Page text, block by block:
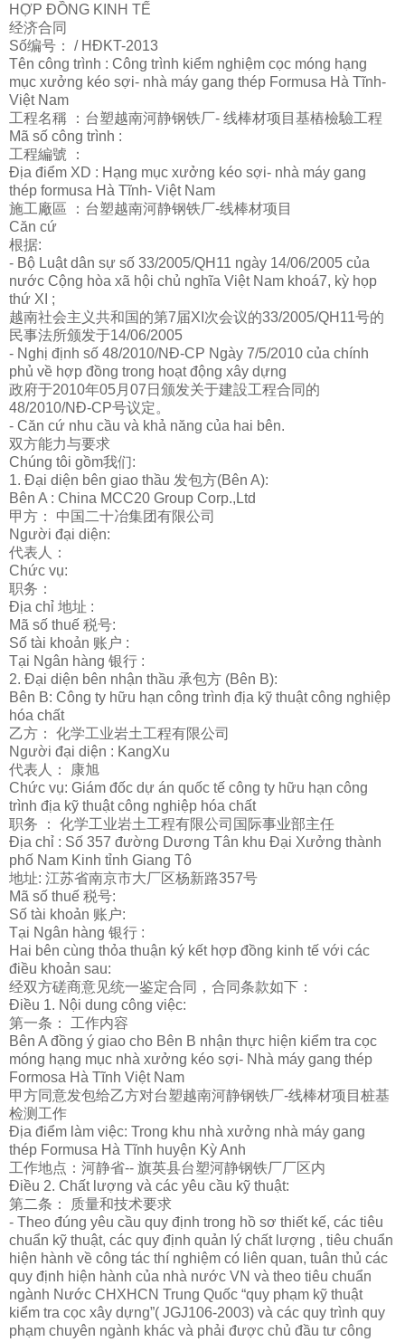
HỢP ĐỒNG KINH TẾ
经济合同
Số编号：
/ HĐKT-2013
Tên công trình : Công trình kiểm nghiệm cọc móng hạng
mục xưởng kéo sợi- nhà máy gang thép Formusa Hà Tĩnh-
Việt Nam
工程名稱 ：台塑越南河静钢铁厂- 线棒材项 目基樁檢驗工程
Mã số công trình :
工程編號 ：
Địa điểm XD : Hạng mục xưởng kéo sợi- nhà máy gang
thép formusa Hà Tĩnh- Việt Nam
施工廠區 ：台塑越南河静钢铁厂-线棒材项 目
Căn cứ
根据:
- Bộ Luật dân sự số 33/2005/QH11 ngày 14/06/2005 của
nước Cộng hòa xã hội chủ nghĩa Việt Nam khoá7, kỳ họp
thứ XI ;
越南社会主 义共和国的第7届XI次会议的33/2005/QH11号的
民事法所颁发于14/06/2005
- Nghị định số 48/2010/NĐ-CP Ngày 7/5/2010 của chính
phủ về hợp đồng trong hoạt động xây dựng
政府于2010年05月07日 颁发关于建設工程合同的
48/2010/NĐ-CP号议定。
- Căn cứ nhu cầu và khả năng của hai bên.
双方能力与要求
Chúng tôi gồm我们:
1. Đại diện bên giao thầu 发包方(Bên A):
Bên A : China MCC20 Group Corp.,Ltd
甲方： 中国二十冶集团有限公司
Người đại diện:
代表人：
Chức vụ:
职务 ：
Địa chỉ 地址 :
Mã số thuế 税号:
Số tài khoản 账户 :
Tại Ngân hàng 银行 :
2. Đại diện bên nhận thầu 承包方 (Bên B):
Bên B: Công ty hữu hạn công trình địa kỹ thuật công nghiệp
hóa chất
乙方： 化学工业岩土工程有限公司
Người đại diện : KangXu
代表人： 康旭
Chức vụ: Giám đốc dự án quốc tế công ty hữu hạn công
trình địa kỹ thuật công nghiệp hóa chất
职务 ： 化学工业岩土工程有限公司国 际事业部主任
Địa chỉ : Số 357 đường Dương Tân khu Đại Xưởng thành
phố Nam Kinh tỉnh Giang Tô
地址: 江苏省南京市大厂区杨新路357号
Mã số thuế 税号:
Số tài khoản 账户:
Tại Ngân hàng 银行 :
Hai bên cùng thỏa thuận ký kết hợp đồng kinh tế với các
điều khoản sau:
经双方磋商意见统一鉴定合同，合同条款如下：
Điều 1. Nội dung công việc:
第一条： 工作内容
Bên A đồng ý giao cho Bên B nhận thực hiện kiểm tra cọc
móng hạng mục nhà xưởng kéo sợi- Nhà máy gang thép
Formosa Hà Tĩnh Việt Nam
甲方同意发包给乙方对台塑越南河静钢铁厂-线棒材项 目 桩基
检测 工作
Địa điểm làm việc: Trong khu nhà xưởng nhà máy gang
thép Formusa Hà Tĩnh huyện Kỳ Anh
工作地点：河静省-- 旗英县台塑河静钢铁厂厂区内
Điều 2. Chất lượng và các yêu cầu kỹ thuật:
第二条：
质量和技术要求
- Theo đúng yêu cầu quy định trong hồ sơ thiết kế, các tiêu
chuẩn kỹ thuật, các quy định quản lý chất lượng , tiêu chuẩn
hiện hành về công tác thí nghiệm có liên quan, tuân thủ các
quy định hiện hành của nhà nước VN và theo tiêu chuẩn
ngành Nước CHXHCN Trung Quốc “quy phạm kỹ thuật
kiểm tra cọc xây dựng”( JGJ106-2003) và các quy trình quy
phạm chuyên ngành khác và phải được chủ đầu tư công